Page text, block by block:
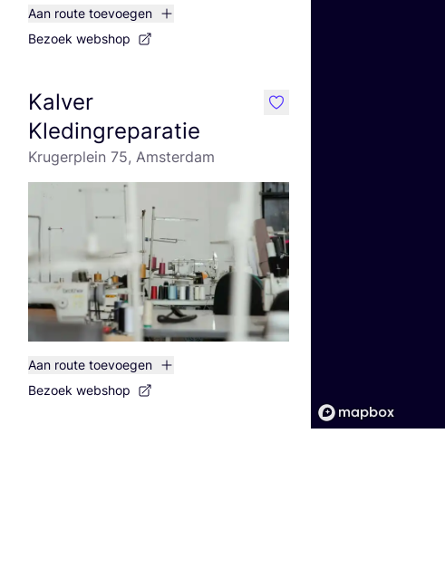
Aan route toevoegen
Bezoek webshop
Kalver
Kledingreparatie
Krugerplein 75, Amsterdam
Aan route toevoegen
Bezoek webshop
like